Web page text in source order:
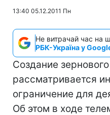
13:40 05.12.2011 Пн
Не витрачай час на
РБК-Україна у
Создание
рассматривается
ограничение для
Об этом в ходе